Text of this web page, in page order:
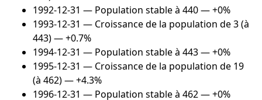
1992-12-31 — Population stable à 440 — +0%
1993-12-31 — Croissance de la population de 3 (à
443) — +0.7%
1994-12-31 — Population stable à 443 — +0%
1995-12-31 — Croissance de la population de 19
(à 462) — +4.3%
1996-12-31 — Population stable à 462 — +0%